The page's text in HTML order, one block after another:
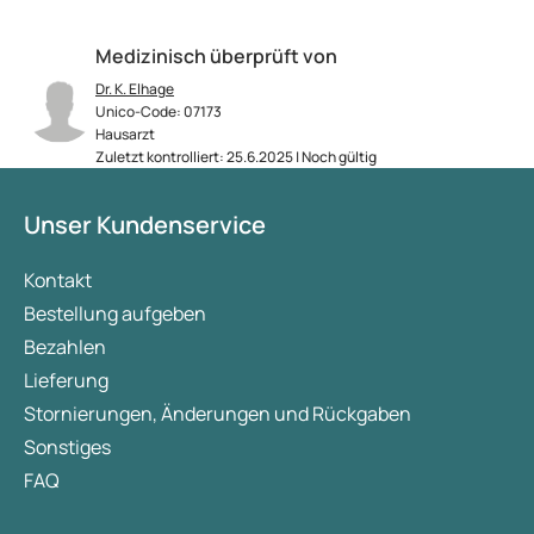
Medizinisch überprüft von
Dr. K. Elhage
Unico-Code: 07173
Hausarzt
Zuletzt kontrolliert: 25.6.2025 | Noch gültig
Unser Kundenservice
Kontakt
Bestellung aufgeben
Bezahlen
Lieferung
Stornierungen, Änderungen und Rückgaben
Sonstiges
FAQ